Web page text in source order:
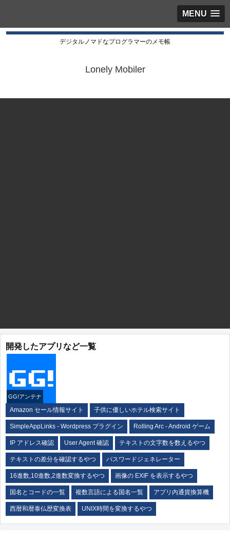
MENU
デジタルノマドなプログラマーのメモ帳
Lonely Mobiler
開発したアプリなど一覧
GG!アンテナ
Amazon セール情報サイト 子供に優しいホテル検索サイト
SimpleAppLinks - Wordpress プラグイン Rolling Arc - Android ゲーム
IP アドレス確認 User Agent 確認 テキストの文字数を数えるやつ
テキストの差分を確認するやつ パスワードジェネレーター
16進数,10進数,2進数変換するやつ 画像の EXIF を表示するやつ
国名とコードの一覧 複数言語による国名一覧 アプリ内通貨換算機
西暦和暦泰仏歴変換表 UNIX時間を変換するやつ